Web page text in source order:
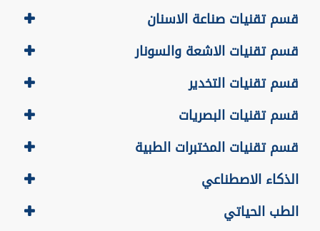
قسم تقنيات صناعة الاسنان
قسم تقنيات الاشعة والسونار
قسم تقنيات التخدير
قسم تقنيات البصريات
قسم تقنيات المختبرات الطبية
الذكاء الاصطناعي
الطب الحياتي